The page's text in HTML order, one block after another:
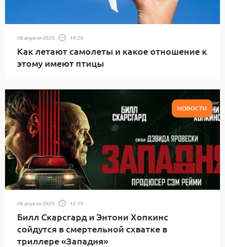
08 апреля 2025 14:20
Как летают самолеты и какое отношение к
этому имеют птицы
НОВОСТИ
08 апреля 2025 12:10
Билл Скарсгард и Энтони Хопкинс
сойдутся в смертельной схватке в
триллере «Западня»